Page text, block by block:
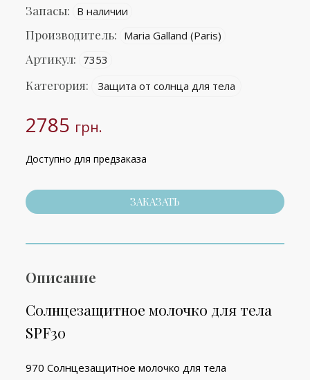
Запасы: В наличии
Производитель: Maria Galland (Paris)
Артикул: 7353
Категория: Защита от солнца для тела
2785 грн.
Доступно для предзаказа
ЗАКАЗАТЬ
Описание
Солнцезащитное молочко для тела
SPF30
970 Солнцезащитное молочко для тела